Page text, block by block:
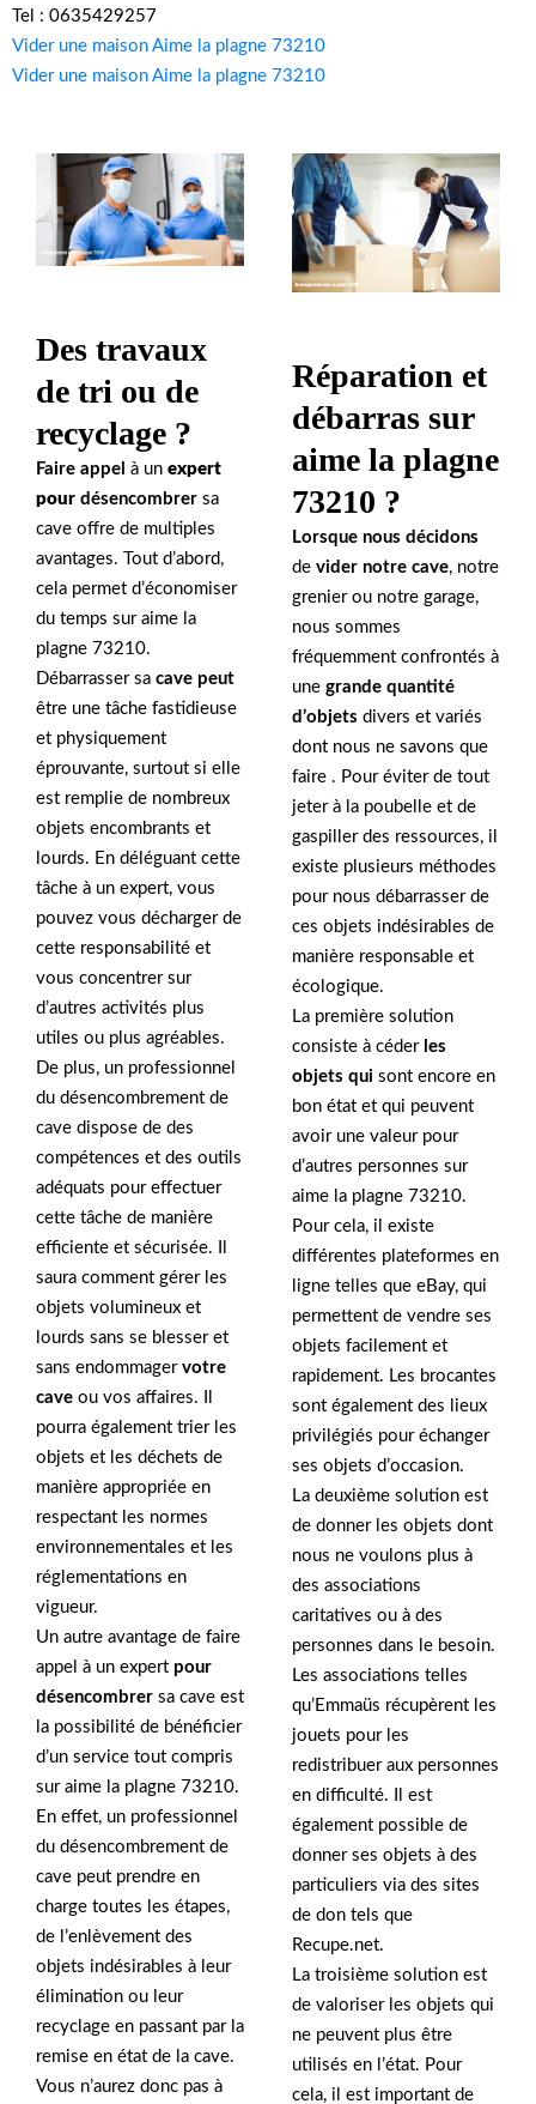
Tel : 0635429257
Vider une maison Aime la plagne 73210
Vider une maison Aime la plagne 73210
Des travaux
de tri ou de
recyclage ?
Faire appel à un expert
pour désencombrer sa
cave offre de multiples
avantages. Tout d’abord,
cela permet d’économiser
du temps sur aime la
plagne 73210.
Débarrasser sa cave peut
être une tâche fastidieuse
et physiquement
éprouvante, surtout si elle
est remplie de nombreux
objets encombrants et
lourds. En déléguant cette
tâche à un expert, vous
pouvez vous décharger de
cette responsabilité et
vous concentrer sur
d’autres activités plus
utiles ou plus agréables.
De plus, un professionnel
du désencombrement de
cave dispose de des
compétences et des outils
adéquats pour effectuer
cette tâche de manière
efficiente et sécurisée. Il
saura comment gérer les
objets volumineux et
lourds sans se blesser et
sans endommager votre
cave ou vos affaires. Il
pourra également trier les
objets et les déchets de
manière appropriée en
respectant les normes
environnementales et les
réglementations en
vigueur.
Un autre avantage de faire
appel à un expert pour
désencombrer sa cave est
la possibilité de bénéficier
d’un service tout compris
sur aime la plagne 73210.
En effet, un professionnel
du désencombrement de
cave peut prendre en
charge toutes les étapes,
de l’enlèvement des
objets indésirables à leur
élimination ou leur
recyclage en passant par la
remise en état de la cave.
Vous n’aurez donc pas à
Réparation et
débarras sur
aime la plagne
73210 ?
Lorsque nous décidons
de vider notre cave, notre
grenier ou notre garage,
nous sommes
fréquemment confrontés à
une grande quantité
d’objets divers et variés
dont nous ne savons que
faire . Pour éviter de tout
jeter à la poubelle et de
gaspiller des ressources, il
existe plusieurs méthodes
pour nous débarrasser de
ces objets indésirables de
manière responsable et
écologique.
La première solution
consiste à céder les
objets qui sont encore en
bon état et qui peuvent
avoir une valeur pour
d’autres personnes sur
aime la plagne 73210.
Pour cela, il existe
différentes plateformes en
ligne telles que eBay, qui
permettent de vendre ses
objets facilement et
rapidement. Les brocantes
sont également des lieux
privilégiés pour échanger
ses objets d’occasion.
La deuxième solution est
de donner les objets dont
nous ne voulons plus à
des associations
caritatives ou à des
personnes dans le besoin.
Les associations telles
qu’Emmaüs récupèrent les
jouets pour les
redistribuer aux personnes
en difficulté. Il est
également possible de
donner ses objets à des
particuliers via des sites
de don tels que
Recupe.net.
La troisième solution est
de valoriser les objets qui
ne peuvent plus être
utilisés en l’état. Pour
cela, il est important de